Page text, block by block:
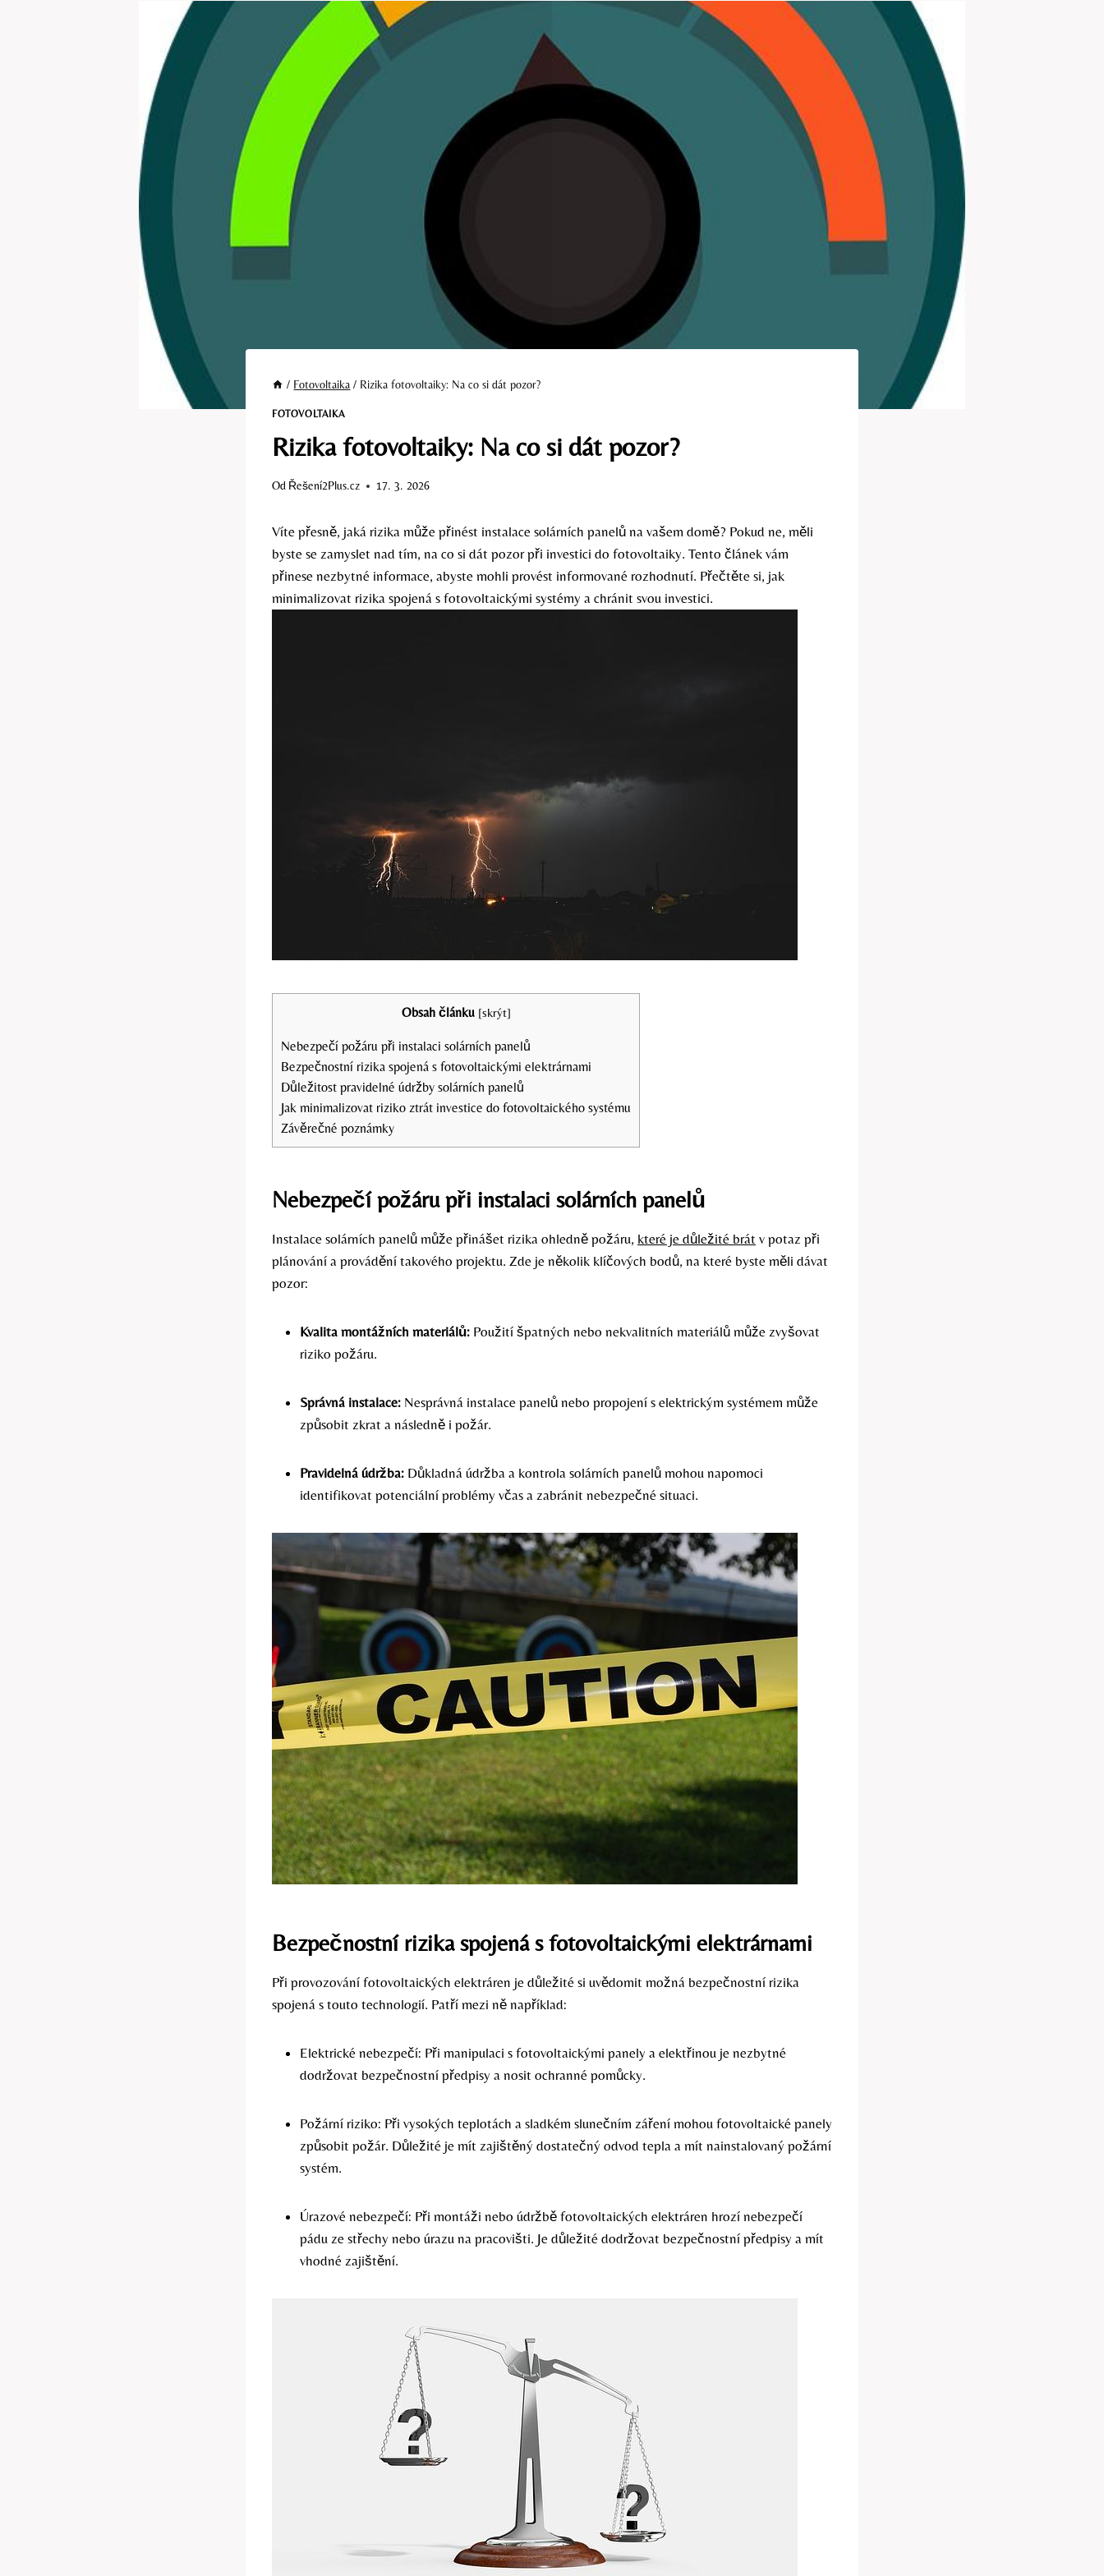
/ Fotovoltaika / Rizika fotovoltaiky: Na co si dát pozor?
FOTOVOLTAIKA
Rizika fotovoltaiky: Na co si dát pozor?
Od Řešení2Plus.cz 17. 3. 2026
Víte přesně, jaká rizika může přinést instalace solárních panelů na vašem domě? Pokud ne, měli
byste se zamyslet nad tím, na co si dát pozor při investici do fotovoltaiky. Tento článek vám
přinese nezbytné informace, abyste mohli provést informované rozhodnutí. Přečtěte si, jak
minimalizovat rizika spojená s fotovoltaickými systémy a chránit svou investici.
Obsah článku [skrýt]
Nebezpečí požáru při instalaci solárních panelů
Bezpečnostní rizika spojená s fotovoltaickými elektrárnami
Důležitost pravidelné údržby solárních panelů
Jak minimalizovat riziko ztrát investice do fotovoltaického systému
Závěrečné poznámky
Nebezpečí požáru při instalaci solárních panelů
Instalace solárních panelů může přinášet rizika ohledně požáru, které je důležité brát v potaz při
plánování a provádění takového projektu. Zde je několik klíčových bodů, na které byste měli dávat
pozor:
Kvalita montážních materiálů: Použití špatných nebo nekvalitních materiálů může zvyšovat
riziko požáru.
Správná instalace: Nesprávná instalace panelů nebo propojení s elektrickým systémem může
způsobit zkrat a následně i požár.
Pravidelná údržba: Důkladná údržba a kontrola solárních panelů mohou napomoci
identifikovat potenciální problémy včas a zabránit nebezpečné situaci.
Bezpečnostní rizika spojená s fotovoltaickými elektrárnami
Při provozování fotovoltaických elektráren je důležité si uvědomit možná bezpečnostní rizika
spojená s touto technologií. Patří mezi ně například:
Elektrické nebezpečí: Při manipulaci s fotovoltaickými panely a elektřinou je nezbytné
dodržovat bezpečnostní předpisy a nosit ochranné pomůcky.
Požární riziko: Při vysokých teplotách a sladkém slunečním záření mohou fotovoltaické panely
způsobit požár. Důležité je mít zajištěný dostatečný odvod tepla a mít nainstalovaný požární
systém.
Úrazové nebezpečí: Při montáži nebo údržbě fotovoltaických elektráren hrozí nebezpečí
pádu ze střechy nebo úrazu na pracovišti. Je důležité dodržovat bezpečnostní předpisy a mít
vhodné zajištění.